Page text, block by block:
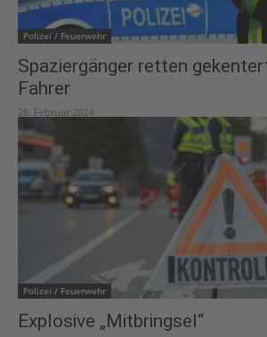
Polizei / Feuerwehr
Spaziergänger retten
Fahrer
26. Februar 2024
Polizei / Feuerwehr
Explosive „Mitbringsel“